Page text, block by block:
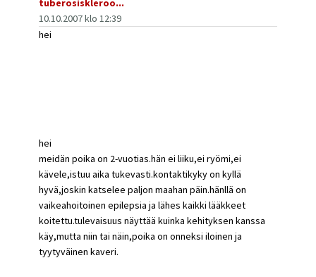
tuberosiskleroo...
10.10.2007 klo 12:39
hei
hei
meidän poika on 2-vuotias.hän ei liiku,ei ryömi,ei
kävele,istuu aika tukevasti.kontaktikyky on kyllä
hyvä,joskin katselee paljon maahan päin.hänllä on
vaikeahoitoinen epilepsia ja lähes kaikki lääkkeet
koitettu.tulevaisuus näyttää kuinka kehityksen kanssa
käy,mutta niin tai näin,poika on onneksi iloinen ja
tyytyväinen kaveri.